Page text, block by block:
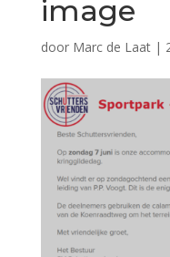
image
door Marc de Laat|